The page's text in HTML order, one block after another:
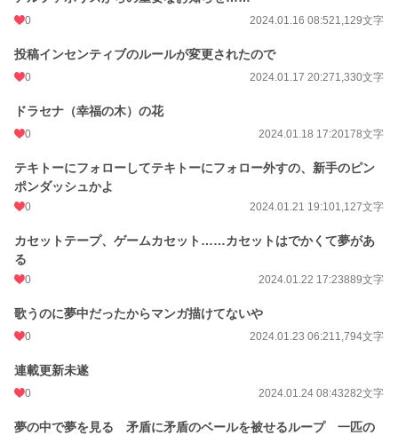
0 2024.01.16 08:521,129文字
投稿インセンティブのルールが変更されたので
0 2024.01.17 20:271,330文字
ドラセナ（幸福の木）の花
0 2024.01.18 17:20178文字
テキトーにフォローしてテキトーにフォロー外すの、新手のピン
ポンダッシュかよ
0 2024.01.21 19:101,127文字
カセットテープ、ゲームカセット……カセットはでかくて夢があ
る
0 2024.01.22 17:23889文字
歌うのに夢中だったからマンガ描けてないや
0 2024.01.23 06:211,794文字
連載更新未遂
0 2024.01.24 08:43282文字
夢の中で夢を見る 矛盾に矛盾のベールを被せるループ 一匹の